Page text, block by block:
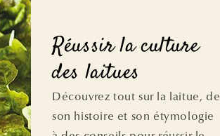
Réussir la culture
des laitues
Découvrez tout sur la laitue, de
son histoire et son étymologie